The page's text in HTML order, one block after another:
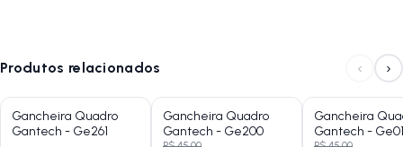
Produtos relacionados ‹ ›
Gancheira Quadro
Gantech - Ge261
Gancheira Quadro
Gantech - Ge200
Gancheira
Gantech -